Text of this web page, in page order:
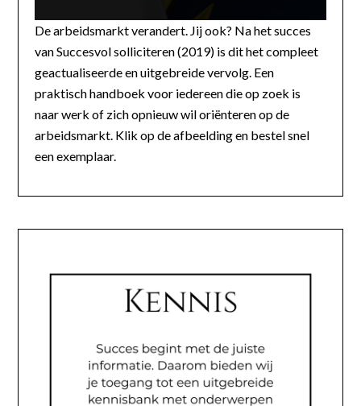
De arbeidsmarkt verandert. Jij ook? Na het succes
van Succesvol solliciteren (2019) is dit het compleet
geactualiseerde en uitgebreide vervolg. Een
praktisch handboek voor iedereen die op zoek is
naar werk of zich opnieuw wil oriënteren op de
arbeidsmarkt. Klik op de afbeelding en bestel snel
een exemplaar.